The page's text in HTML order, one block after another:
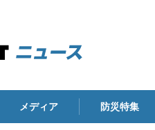
メディア 防災特集